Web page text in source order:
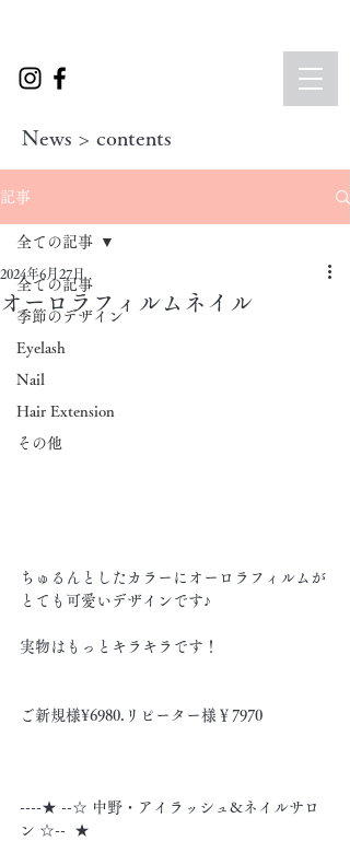
News > contents
記事
全ての記事
季節のデザイン
Eyelash
Nail
Hair Extension
その他
全ての記事
オーロラフィルムネイル
2024年6月27日
ちゅるんとしたカラーにオーロラフィルムが
とても可愛いデザインです♪
実物はもっとキラキラです！
ご新規様¥6980.リピーター様￥7970
----★ --☆ 中野・アイラッシュ&ネイルサロ
ン ☆--  ★